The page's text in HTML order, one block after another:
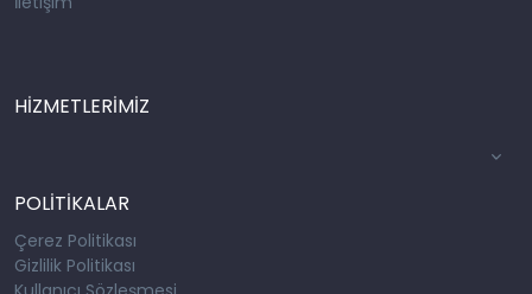
HİZMETLERİMİZ
POLİTİKALAR
Çerez Politikası
Gizlilik Politikası